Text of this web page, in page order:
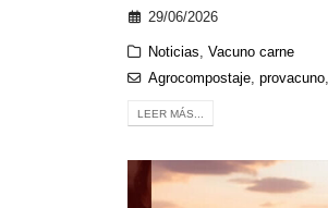
29/06/2026
Noticias
Vacuno carne
Agrocompostaje, provacuno,
LEER MÁS...